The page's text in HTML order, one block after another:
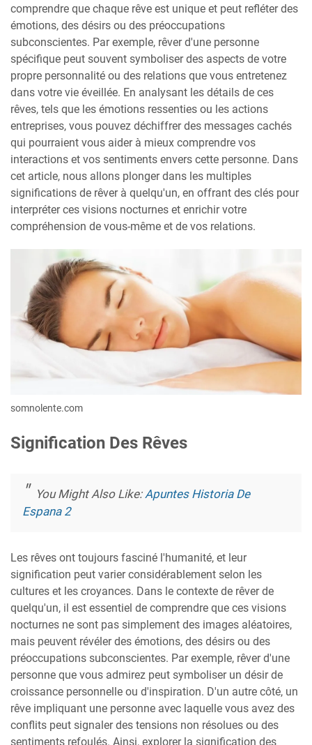
comprendre que chaque rêve est unique et peut refléter des
émotions, des désirs ou des préoccupations
subconscientes. Par exemple, rêver d'une personne
spécifique peut souvent symboliser des aspects de votre
propre personnalité ou des relations que vous entretenez
dans votre vie éveillée. En analysant les détails de ces
rêves, tels que les émotions ressenties ou les actions
entreprises, vous pouvez déchiffrer des messages cachés
qui pourraient vous aider à mieux comprendre vos
interactions et vos sentiments envers cette personne. Dans
cet article, nous allons plonger dans les multiples
significations de rêver à quelqu'un, en offrant des clés pour
interpréter ces visions nocturnes et enrichir votre
compréhension de vous-même et de vos relations.
somnolente.com
Signification Des Rêves
You Might Also Like: Apuntes Historia De
Espana 2
Les rêves ont toujours fasciné l'humanité, et leur
signification peut varier considérablement selon les
cultures et les croyances. Dans le contexte de rêver de
quelqu'un, il est essentiel de comprendre que ces visions
nocturnes ne sont pas simplement des images aléatoires,
mais peuvent révéler des émotions, des désirs ou des
préoccupations subconscientes. Par exemple, rêver d'une
personne que vous admirez peut symboliser un désir de
croissance personnelle ou d'inspiration. D'un autre côté, un
rêve impliquant une personne avec laquelle vous avez des
conflits peut signaler des tensions non résolues ou des
sentiments refoulés. Ainsi, explorer la signification des